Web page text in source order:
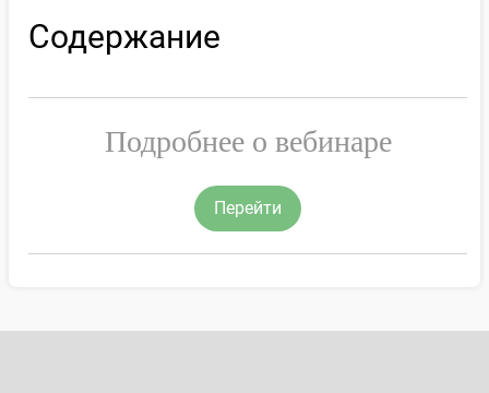
Содержание
Подробнее о вебинаре
Перейти